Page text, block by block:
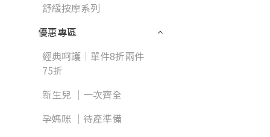
舒緩按摩系列
優惠專區
經典呵護｜單件8折兩件
75折
新生兒 ｜一次齊全
孕媽咪 ｜待產準備